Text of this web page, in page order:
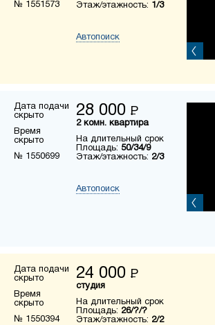
№ 1551573
Этаж/этажность: 1/3
Автопоиск
Дата подачи
скрыто
Время
скрыто
№ 1550699
28 000 Р
2 комн. квартира
На длительный срок
Площадь: 50/34/9
Этаж/этажность: 2/3
Автопоиск
Дата подачи
скрыто
Время
скрыто
№ 1550394
24 000 Р
студия
На длительный срок
Площадь: 26/?/?
Этаж/этажность: 2/2